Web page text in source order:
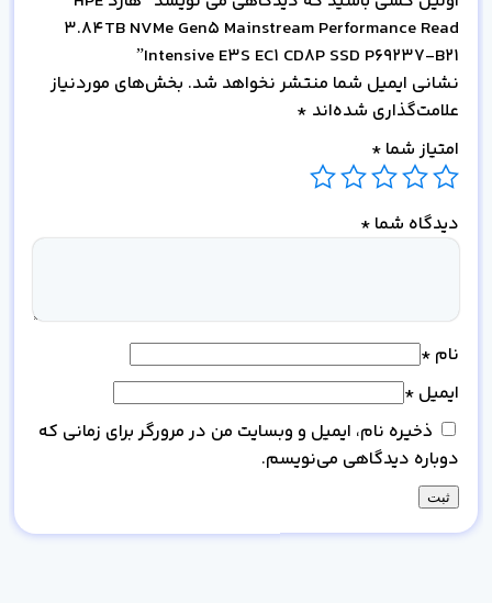
3.84TB NVMe Gen5 Mainstream Performance Read
Intensive E3S EC1 CD8P SSD P69237-B21”
نشانی ایمیل شما منتشر نخواهد شد. بخش‌های موردنیاز
علامت‌گذاری شده‌اند *
امتیاز شما *
دیدگاه شما *
نام *
ایمیل *
ذخیره نام، ایمیل و وبسایت من در مرورگر برای زمانی که
دوباره دیدگاهی می‌نویسم.